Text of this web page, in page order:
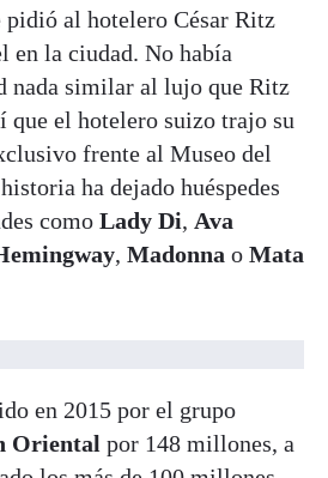
al hotelero César Ritz
en la ciudad. No había
nada similar al lujo que Ritz
que el hotelero suizo trajo su
frente al Museo del
ha dejado huéspedes
como Lady Di, Ava
, Madonna o Mata
en 2015 por el grupo
Oriental por 148 millones, a